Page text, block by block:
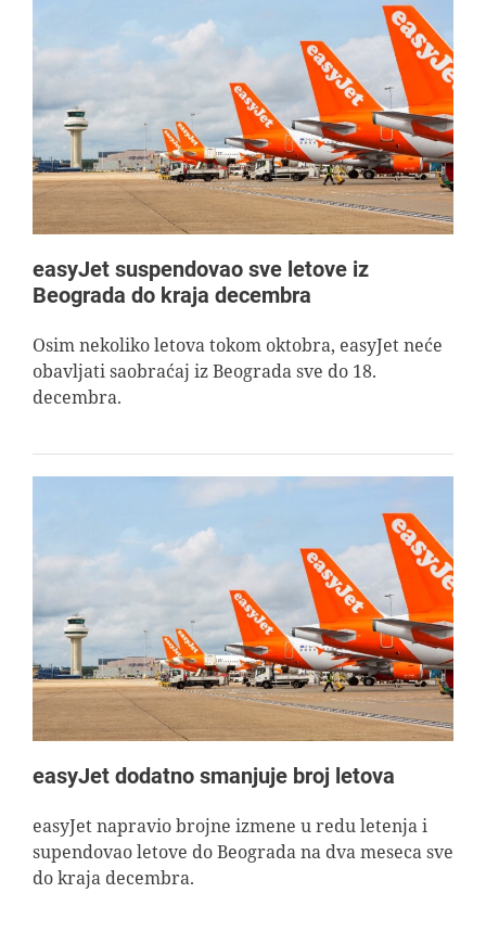
easyJet suspendovao sve letove iz
Beograda do kraja decembra
Osim nekoliko letova tokom oktobra, easyJet neće
obavljati saobraćaj iz Beograda sve do 18.
decembra.
easyJet dodatno smanjuje broj letova
easyJet napravio brojne izmene u redu letenja i
supendovao letove do Beograda na dva meseca sve
do kraja decembra.